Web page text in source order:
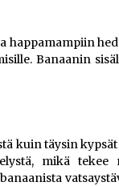
happamampiin
Banaanin
kuin täysin
mikä tekee